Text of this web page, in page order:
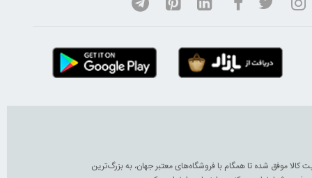
پرداخت ایمن، 7 روز ضمانت بازگشت کالا و تضمین اصالت و کیفیت کالا موفق شده تا همگام با فروشگاه‌های معتبر جهان، به بزرگ‌ترین